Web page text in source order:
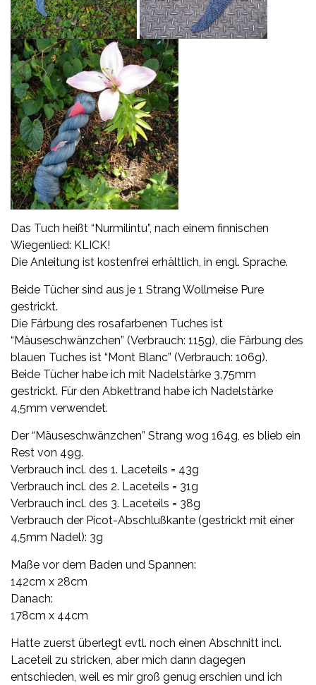
Das Tuch heißt “Nurmilintu”, nach einem finnischen
Wiegenlied: KLICK!
Die Anleitung ist kostenfrei erhältlich, in engl. Sprache.
Beide Tücher sind aus je 1 Strang Wollmeise Pure
gestrickt.
Die Färbung des rosafarbenen Tuches ist
“Mäuseschwänzchen” (Verbrauch: 115g), die Färbung des
blauen Tuches ist “Mont Blanc” (Verbrauch: 106g).
Beide Tücher habe ich mit Nadelstärke 3,75mm
gestrickt. Für den Abkettrand habe ich Nadelstärke
4,5mm verwendet.
Der “Mäuseschwänzchen” Strang wog 164g, es blieb ein
Rest von 49g.
Verbrauch incl. des 1. Laceteils = 43g
Verbrauch incl. des 2. Laceteils = 31g
Verbrauch incl. des 3. Laceteils = 38g
Verbrauch der Picot-Abschlußkante (gestrickt mit einer
4,5mm Nadel): 3g
Maße vor dem Baden und Spannen:
142cm x 28cm
Danach:
178cm x 44cm
Hatte zuerst überlegt evtl. noch einen Abschnitt incl.
Laceteil zu stricken, aber mich dann dagegen
entschieden, weil es mir groß genug erschien und ich